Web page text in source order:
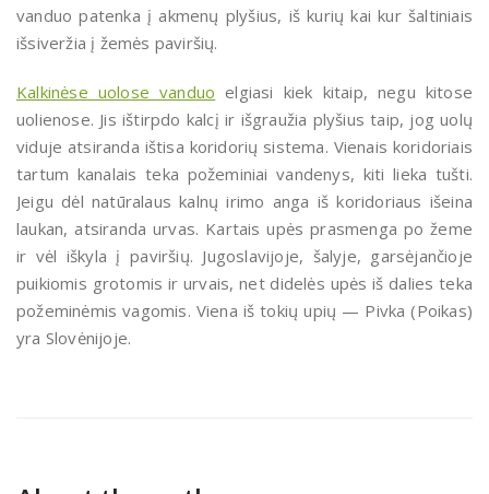
vanduo patenka į akmenų plyšius, iš kurių kai kur šaltiniais
išsiveržia į žemės paviršių.
Kalkinėse uolose vanduo elgiasi kiek kitaip, negu kitose
uolienose. Jis ištirpdo kalcį ir išgraužia plyšius taip, jog uolų
viduje atsiranda ištisa koridorių sistema. Vienais koridoriais
tartum kanalais teka požeminiai vandenys, kiti lieka tušti.
Jeigu dėl natūralaus kalnų irimo anga iš koridoriaus išeina
laukan, atsiranda urvas. Kartais upės prasmenga po žeme
ir vėl iškyla į paviršių. Jugoslavijoje, šalyje, garsėjančioje
puikiomis grotomis ir urvais, net didelės upės iš dalies teka
požeminėmis vagomis. Viena iš tokių upių — Pivka (Poikas)
yra Slovėnijoje.